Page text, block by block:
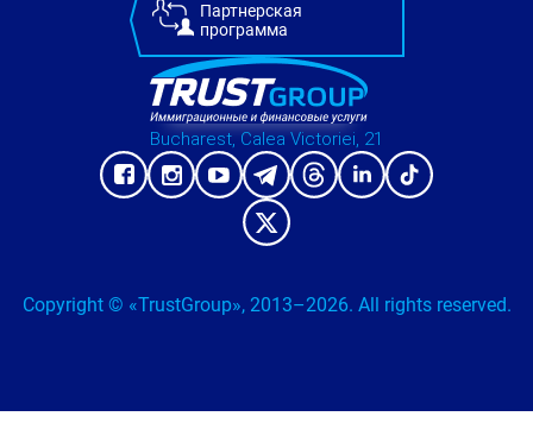
Bucharest, Calea Victoriei, 21
Партнерская
программа
Copyright © «TrustGroup», 2013–2026. All rights reserved.